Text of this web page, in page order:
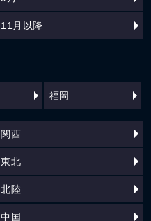
11月以降
福岡
関西
東北
北陸
中国